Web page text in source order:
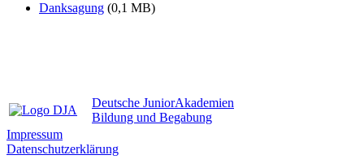
Danksagung (0,1 MB)
Deutsche JuniorAkademien
Bildung und Begabung
Impressum
Datenschutzerklärung